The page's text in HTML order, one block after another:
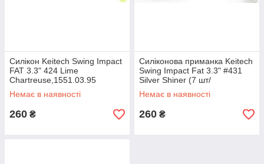
Силікон Keitech Swing Impact
FAT 3.3" 424 Lime
Chartreuse,1551.03.95
Немає в наявності
260 ₴
Силіконова приманка Keitech
Swing Impact Fat 3.3" #431
Silver Shiner (7 шт/
уп),1551.03.97
Немає в наявності
260 ₴